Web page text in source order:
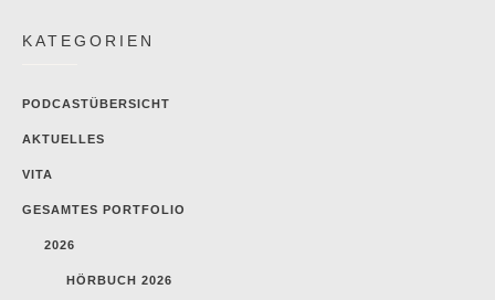
KATEGORIEN
PODCASTÜBERSICHT
AKTUELLES
VITA
GESAMTES PORTFOLIO
2026
HÖRBUCH 2026